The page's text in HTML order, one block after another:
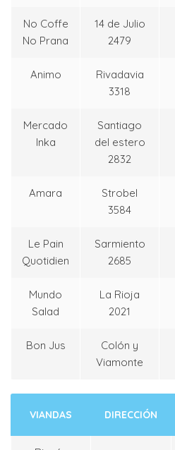
No Coffe
No Prana
14 de Julio
2479
Animo
Rivadavia
3318
Mercado
Inka
Santiago
del estero
2832
Amara
Strobel
3584
Le Pain
Quotidien
Sarmiento
2685
Mundo
Salad
La Rioja
2021
Bon Jus
Colón y
Viamonte
VIANDAS DIRECCIÓN